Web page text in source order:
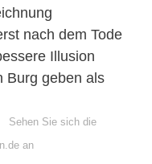
nach dem Tode
Illusion
Burg geben als
Sehen Sie sich die
an